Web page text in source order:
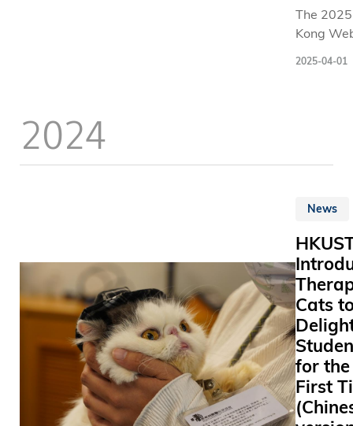
位。這位
女將去年
乒聯混合
混雙及團
學院的一
生江芷林
（Gilliam
Tsz-Lam
港乒乓球
「明日之
她在
乒聯世界
錦標賽總
與搭檔挺
16強，展
The
Kong
(CBSA)
School of
Business
the Hong
Science
(HKUST
Business
2025-04-01
2024
News
Cats
for the
First